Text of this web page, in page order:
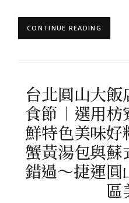
CONTINUE READING
台北圓山大
食節︱選用
鮮特色美味好
蟹黃湯包與
錯過～捷運圓
區